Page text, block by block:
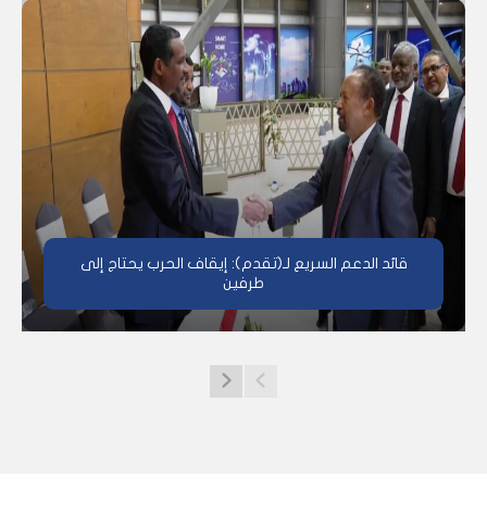
قائد الدعم السريع لـ(تقدم): إيقاف الحرب يحتاج إلى
طرفين